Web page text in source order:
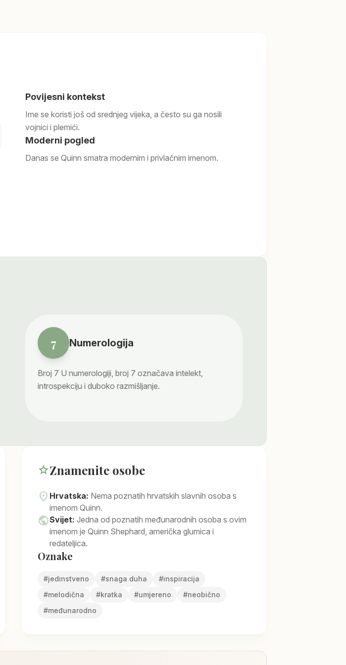
Povijesni kontekst
Ime se koristi još od srednjeg vijeka, a često su ga nosili
vojnici i plemići.
Moderni pogled
Danas se Quinn smatra modernim i privlačnim imenom.
7 Numerologija
Broj 7 U numerologiji, broj 7 označava intelekt,
introspekciju i duboko razmišljanje.
starZnamenite osobe
location_on Hrvatska: Nema poznatih hrvatskih slavnih osoba s
imenom Quinn.
publicSvijet: Jedna od poznatih međunarodnih osoba s ovim
imenom je Quinn Shephard, američka glumica i
redateljica.
Oznake
#jedinstveno #snaga duha #inspiracija
#melodična #kratka #umjereno #neobično
#međunarodno